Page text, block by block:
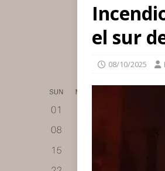
el sur
08/10/2025